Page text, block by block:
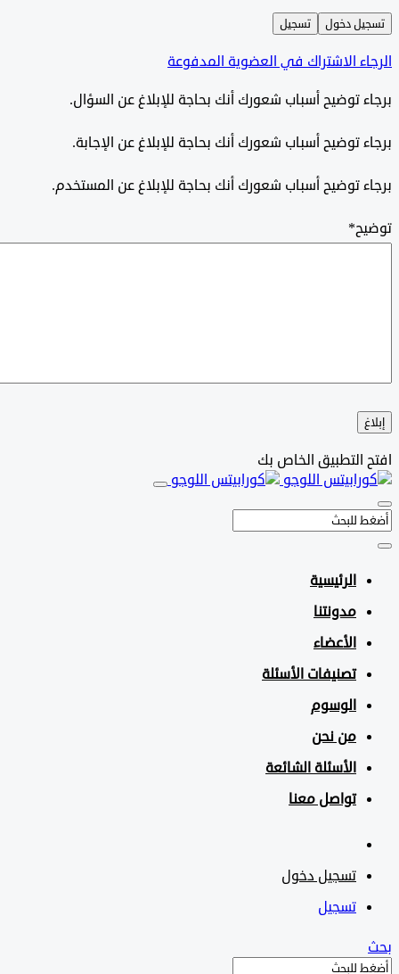
دخول تسجيل
الاشتراك في العضوية المدفوعة
توضيح أسباب شعورك أنك بحاجة للإبلاغ عن السؤال.
توضيح أسباب شعورك أنك بحاجة للإبلاغ عن الإجابة.
توضيح أسباب شعورك أنك بحاجة للإبلاغ عن المستخدم.
*
التطبيق الخاص بك
الرئيسية
مدونتنا
الأعضاء
تصنيفات الأسئلة
الوسوم
من نحن
الأسئلة الشائعة
تواصل معنا
تسجيل دخول
تسجيل